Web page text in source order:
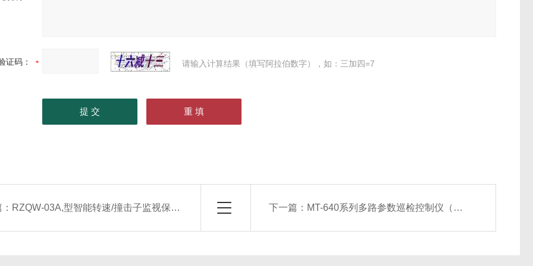
证码： 请输入计算结果（填写阿拉伯数字），如：三加四=7
RZQW-03A,型智能转速/撞击子监视保护仪（生产厂家） 下一篇： MT-640系列多路参数巡检控制仪（生产厂家）